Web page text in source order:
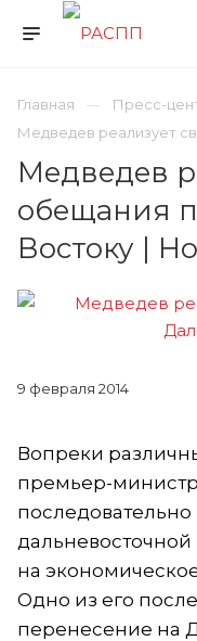
Главная
Пресс-
Медведев реализует
Медведев
обещания
Востоку |
9 февраля 2014
Вопреки
премьер-
на
Одно из его
перенесение на